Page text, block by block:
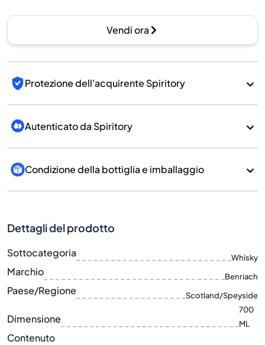
Vendi ora
Protezione dell'acquirente Spiritory
Autenticato da Spiritory
Condizione della bottiglia e imballaggio
Dettagli del prodotto
Sottocategoria Whisky
Marchio Benriach
Paese/Regione Scotland/Speyside
Dimensione
700
ML
Contenuto